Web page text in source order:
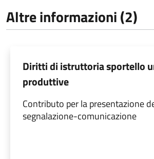
Altre informazioni (2)
Diritti di istruttoria sportello
produttive
Contributo per la presentazione
segnalazione-comunicazione